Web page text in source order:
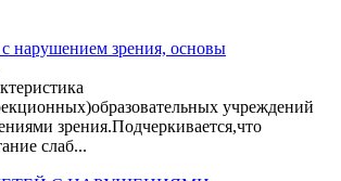
нарушением зрения, основы
учреждений
зрения.Подчеркивается,что
слаб...